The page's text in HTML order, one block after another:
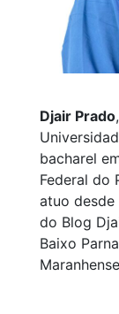
Djair Prado
bacharel
Federal do
atuo desde
do Blog
Baixo